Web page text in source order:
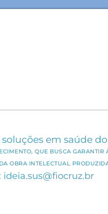
em saúde do
QUE BUSCA
OBRA INTELECTUAL
ideia.sus@fiocruz.br